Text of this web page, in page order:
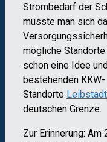
Strombedarf der
müsste man sich
mögliche
schon eine Idee
bestehenden KKW-
Standorte Leibstadt
deutschen Grenze.
Zur Erinnerung: Am